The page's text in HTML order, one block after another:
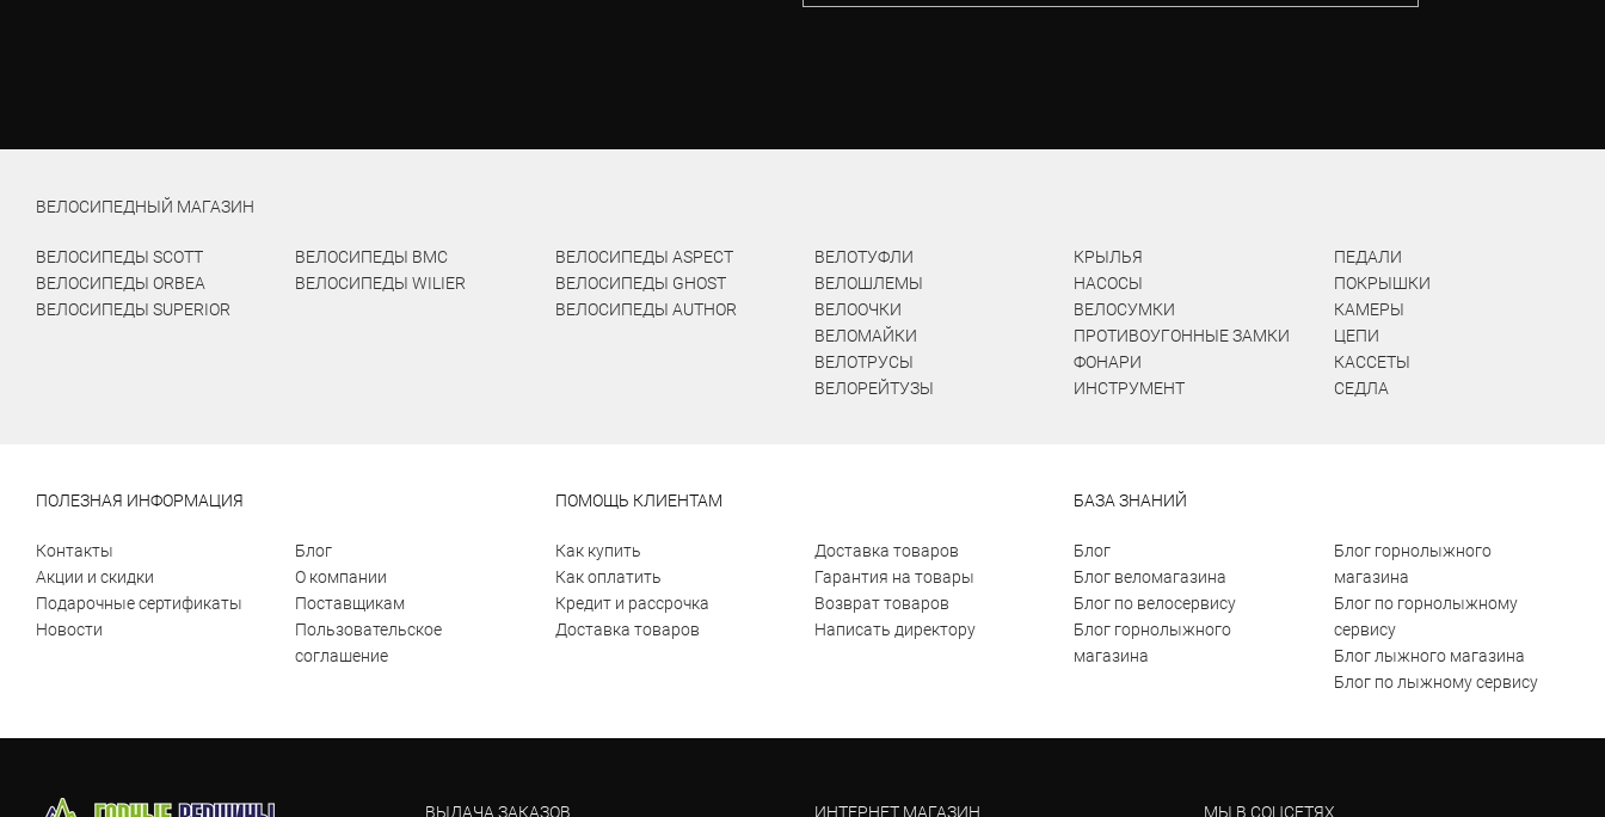
ВЕЛОСИПЕДНЫЙ МАГАЗИН
ВЕЛОСИПЕДЫ SCOTT
ВЕЛОСИПЕДЫ ORBEA
ВЕЛОСИПЕДЫ SUPERIOR
ВЕЛОСИПЕДЫ BMC
ВЕЛОСИПЕДЫ WILIER
ВЕЛОСИПЕДЫ ASPECT
ВЕЛОСИПЕДЫ GHOST
ВЕЛОСИПЕДЫ AUTHOR
ВЕЛОТУФЛИ
ВЕЛОШЛЕМЫ
ВЕЛООЧКИ
ВЕЛОМАЙКИ
ВЕЛОТРУСЫ
ВЕЛОРЕЙТУЗЫ
КРЫЛЬЯ
НАСОСЫ
ВЕЛОСУМКИ
ПРОТИВОУГОННЫЕ ЗАМКИ
ФОНАРИ
ИНСТРУМЕНТ
ПЕДАЛИ
ПОКРЫШКИ
КАМЕРЫ
ЦЕПИ
КАССЕТЫ
СЕДЛА
ПОЛЕЗНАЯ ИНФОРМАЦИЯ
Контакты
Акции и скидки
Подарочные сертификаты
Новости
Блог
О компании
Поставщикам
Пользовательское
соглашение
ПОМОЩЬ КЛИЕНТАМ
Как купить
Как оплатить
Кредит и рассрочка
Доставка товаров
Доставка товаров
Гарантия на товары
Возврат товаров
Написать директору
БАЗА ЗНАНИЙ
Блог
Блог веломагазина
Блог по велосервису
Блог горнолыжного
магазина
Блог горнолыжного
магазина
Блог по горнолыжному
сервису
Блог лыжного магазина
Блог по лыжному сервису
ВЫДАЧА ЗАКАЗОВ ИНТЕРНЕТ МАГАЗИН МЫ В СОЦСЕТЯХ